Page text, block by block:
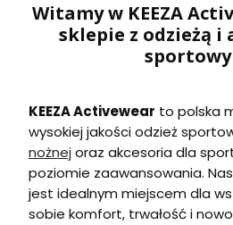
Witamy w KEEZA
sklepie z odzieżą i
KEEZA Activewear to polska
wysokiej jakości odzież
nożnejoraz akcesoria dla
poziomie zaawansowania.
jest idealnym miejscem dla
sobie komfort, trwałość i